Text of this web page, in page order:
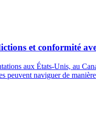
et conformité
aux États-Unis, au
naviguer de